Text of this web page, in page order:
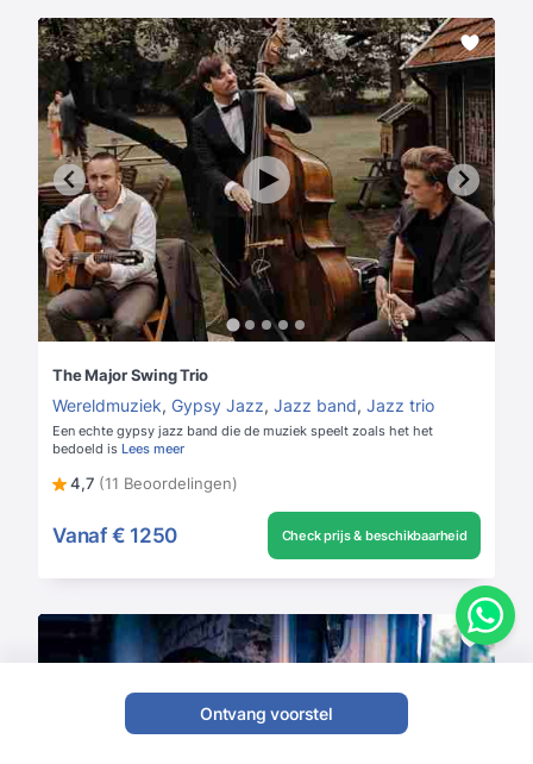
The Major Swing Trio
Wereldmuziek, Gypsy Jazz, Jazz band, Jazz trio
Een echte gypsy jazz band die de muziek speelt zoals het het
bedoeld is Lees meer
4,7 (11 Beoordelingen)
Vanaf € 1250 Check prijs & beschikbaarheid
Ontvang voorstel